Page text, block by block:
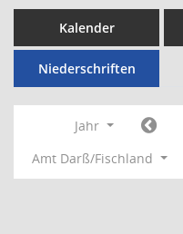
Kalender
Niederschriften
Jahr
Amt Darß/Fischland